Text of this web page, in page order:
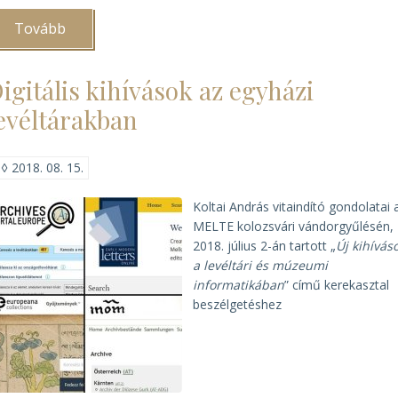
Tovább
a
kihívások az egyházi
◊ 2018. 08. 15.
Koltai András vitaindító gondolatai
MELTE kolozsvári vándorgyűlésén,
2018. július 2-án tartott „Új
a levéltári és múzeumi
informatikában” című kerekasztal
beszélgetéshez